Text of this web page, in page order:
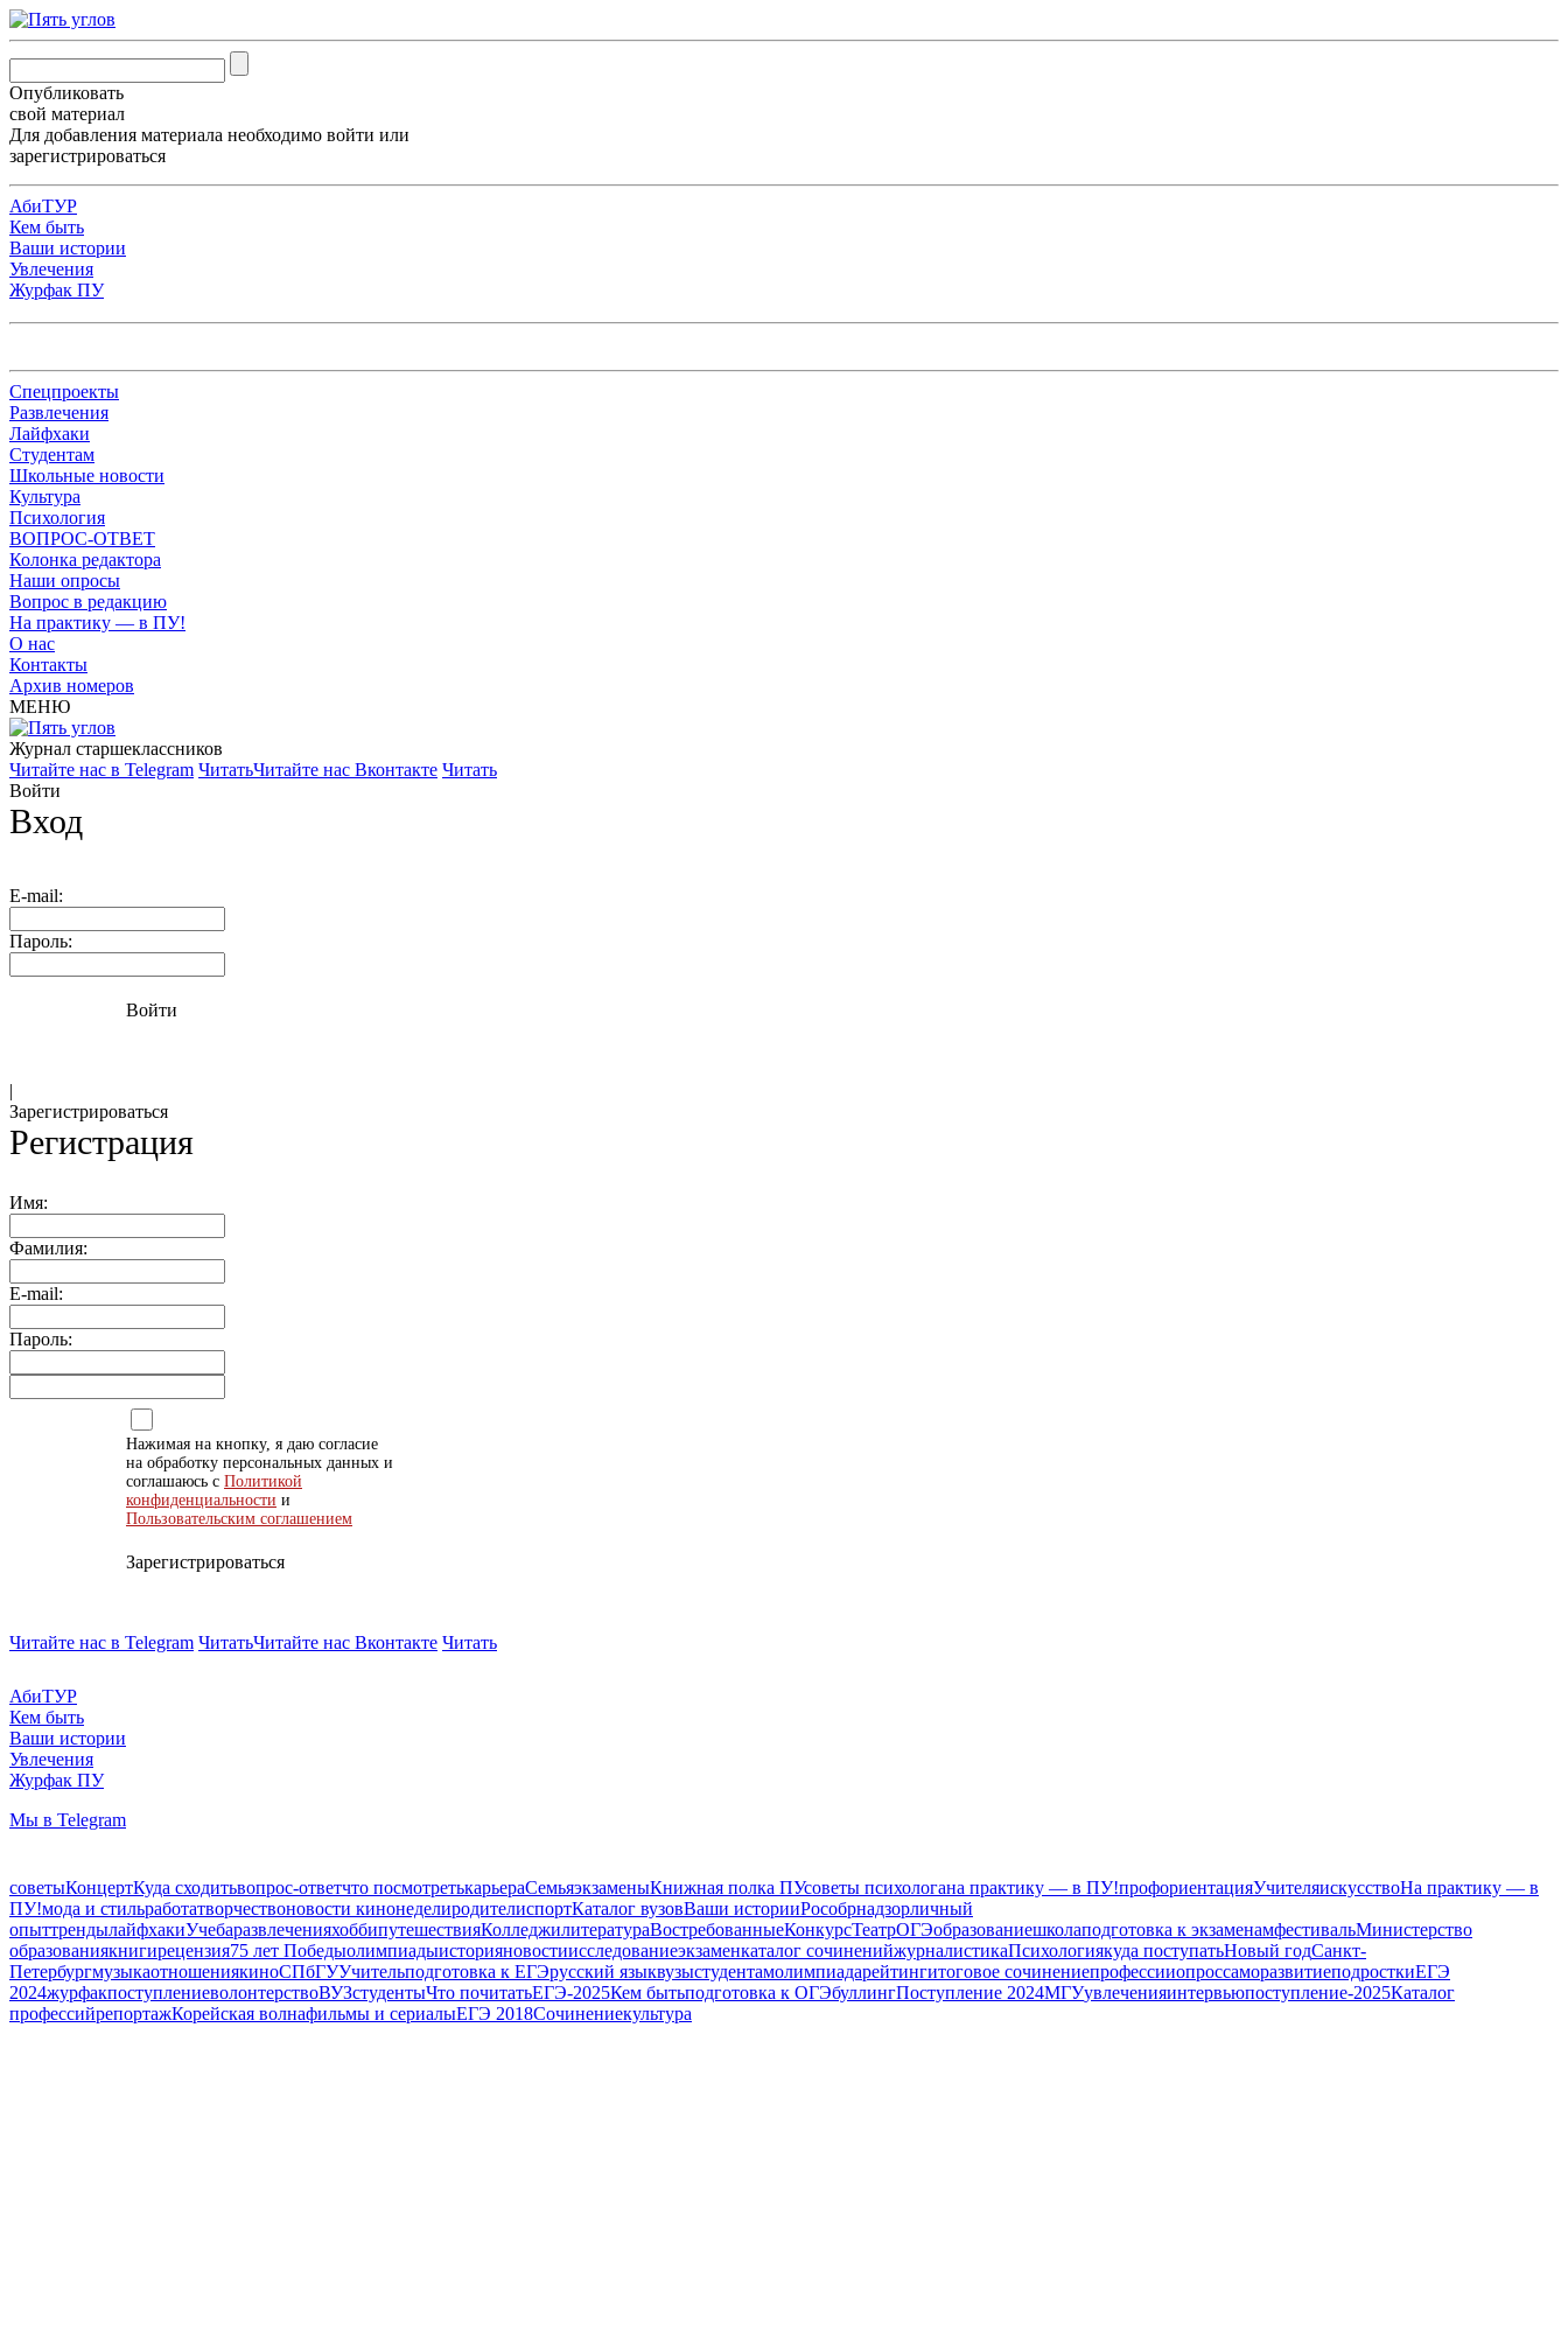
Опубликовать
свой материал
Для добавления материала необходимо войти или
зарегистрироваться
АбиТУР
Кем быть
Ваши истории
Увлечения
Журфак ПУ
Спецпроекты
Развлечения
Лайфхаки
Студентам
Школьные новости
Культура
Психология
ВОПРОС-ОТВЕТ
Колонка редактора
Наши опросы
Вопрос в редакцию
На практику — в ПУ!
О нас
Контакты
Архив номеров
МЕНЮ
Журнал старшекласcников
Читайте нас в Telegram ЧитатьЧитайте нас Вконтакте Читать
Войти
Вход
E-mail:
Пароль:
Войти
|
Зарегистрироваться
Регистрация
Имя:
Фамилия:
E-mail:
Пароль:
Нажимая на кнопку, я даю согласие
на обработку персональных данных и
соглашаюсь с Политикой
конфиденциальности и
Пользовательским соглашением
Зарегистрироваться
Читайте нас в Telegram ЧитатьЧитайте нас Вконтакте Читать
АбиТУР
Кем быть
Ваши истории
Увлечения
Журфак ПУ
Мы в Telegram
советыКонцертКуда сходитьвопрос-ответчто посмотретькарьераСемьяэкзаменыКнижная полка ПУсоветы психологана практику — в ПУ!профориентацияУчителяискусствоНа практику — в
ПУ!мода и стильработатворчествоновости кинонеделиродителиспортКаталог вузовВаши историиРособрнадзорличный
опыттрендылайфхакиУчебаразвлеченияхоббипутешествияКолледжилитератураВостребованныеКонкурсТеатрОГЭобразованиешколаподготовка к экзаменамфестивальМинистерство
образованиякнигирецензия75 лет Победыолимпиадыисторияновостиисследованиеэкзаменкаталог сочиненийжурналистикаПсихологиякуда поступатьНовый годСанкт-
ПетербургмузыкаотношениякиноСПбГУУчительподготовка к ЕГЭрусский языквузыстудентамолимпиадарейтингитоговое сочинениепрофессииопроссаморазвитиеподросткиЕГЭ
2024журфакпоступлениеволонтерствоВУЗстудентыЧто почитатьЕГЭ-2025Кем бытьподготовка к ОГЭбуллингПоступление 2024МГУувлеченияинтервьюпоступление-2025Каталог
профессийрепортажКорейская волнафильмы и сериалыЕГЭ 2018Сочинениекультура